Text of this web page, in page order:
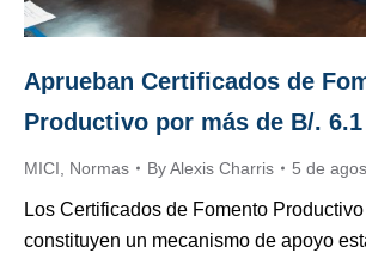
Aprueban Certificados de
Productivo por más de B/.
MICI Normas ByAlexis Charris 5 de
Los Certificados de Fomento
constituyen un mecanismo de apoyo